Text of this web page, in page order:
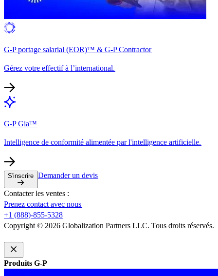
G-P portage salarial (EOR)™ & G-P Contractor​​
Gérez votre effectif à l’international.​​
G-P Gia™​​
Intelligence de conformité alimentée par l'intelligence artificielle.​​
S'inscrire​​ Demander un devis​​
Contacter les ventes :​​
Prenez contact avec nous​​
+1 (888)-855-5328​​
Copyright © 2026 Globalization Partners LLC. Tous droits réservés.​​
Produits G-P​​